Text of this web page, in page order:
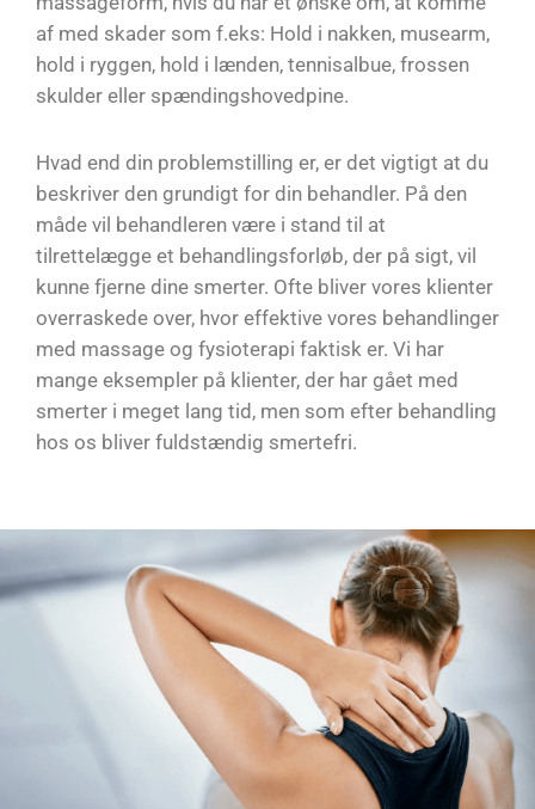
af med skader som f.eks: Hold i nakken, musearm,
hold i ryggen, hold i lænden, tennisalbue, frossen
skulder eller spændingshovedpine.
Hvad end din problemstilling er, er det vigtigt at du
beskriver den grundigt for din behandler. På den
måde vil behandleren være i stand til at
tilrettelægge et behandlingsforløb, der på sigt, vil
kunne fjerne dine smerter. Ofte bliver vores klienter
overraskede over, hvor effektive vores behandlinger
med massage og fysioterapi faktisk er. Vi har
mange eksempler på klienter, der har gået med
smerter i meget lang tid, men som efter behandling
hos os bliver fuldstændig smertefri.